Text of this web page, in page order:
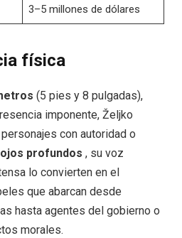
3–5 millones de dólares
física
(5 pies y 8 pulgadas),
imponente, Željko
con autoridad o
ojos profundos , su voz
lo convierten en el
que abarcan desde
hasta agentes del gobierno o
morales.